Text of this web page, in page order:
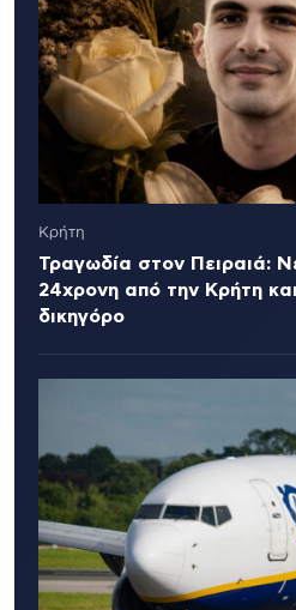
Κρήτη
Τραγωδία στον Πειραιά:
24χρονη από την Κρήτη
δικηγόρο